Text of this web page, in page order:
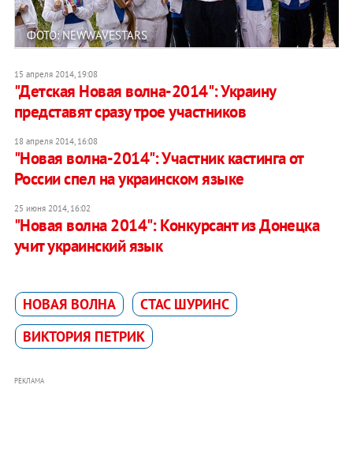
ФОТО: NEWWAVESTARS
15 апреля 2014, 19:08
"Детская Новая волна-2014": Украину
представят сразу трое участников
18 апреля 2014, 16:08
"Новая волна-2014": Участник кастинга от
России спел на украинском языке
25 июня 2014, 16:02
"Новая волна 2014": Конкурсант из Донецка
учит украинский язык
НОВАЯ ВОЛНА
СТАС ШУРИНС
ВИКТОРИЯ ПЕТРИК
РЕКЛАМА